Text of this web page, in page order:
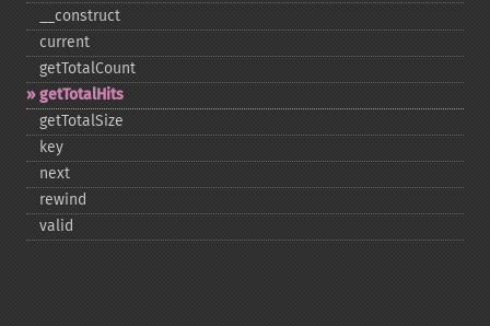
_​_​construct
current
getTotalCount
getTotalHits
getTotalSize
key
next
rewind
valid